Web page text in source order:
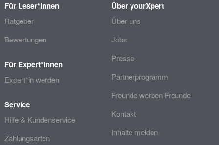
Für Leser*innen
Ratgeber
Bewertungen
Für Expert*innen
Expert*in werden
Service
Hilfe & Kundenservice
Zahlungsarten
Über yourXpert
Über uns
Jobs
Presse
Partnerprogramm
Freunde werben Freunde
Kontakt
Inhalte melden